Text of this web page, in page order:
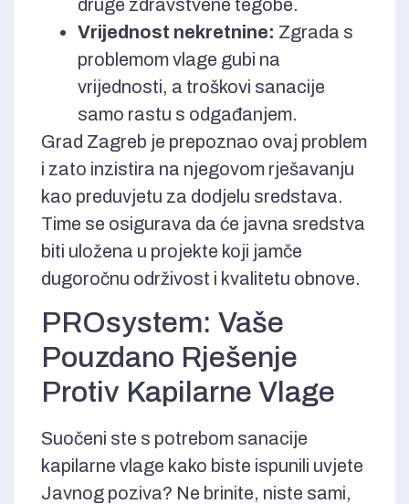
druge zdravstvene tegobe.
Vrijednost nekretnine: Zgrada s
problemom vlage gubi na
vrijednosti, a troškovi sanacije
samo rastu s odgađanjem.
Grad Zagreb je prepoznao ovaj problem
i zato inzistira na njegovom rješavanju
kao preduvjetu za dodjelu sredstava.
Time se osigurava da će javna sredstva
biti uložena u projekte koji jamče
dugoročnu održivost i kvalitetu obnove.
PROsystem: Vaše
Pouzdano Rješenje
Protiv Kapilarne Vlage
Suočeni ste s potrebom sanacije
kapilarne vlage kako biste ispunili uvjete
Javnog poziva? Ne brinite, niste sami,